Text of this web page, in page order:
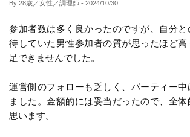
By 28歳／女性／調理師 - 2024/10/30
参加者数は多く良かったのですが、自分と
待していた男性参加者の質が思ったほど
足できませんでした。
運営側のフォローも乏しく、パーティー中
ました。金額的には妥当だったので、全体
思います。